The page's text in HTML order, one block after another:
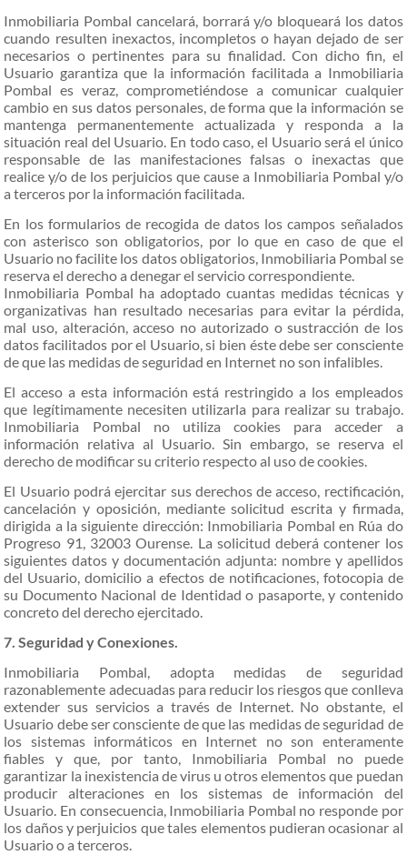
Inmobiliaria Pombal cancelará, borrará y/o bloqueará los datos
cuando resulten inexactos, incompletos o hayan dejado de ser
necesarios o pertinentes para su finalidad. Con dicho fin, el
Usuario garantiza que la información facilitada a Inmobiliaria
Pombal es veraz, comprometiéndose a comunicar cualquier
cambio en sus datos personales, de forma que la información se
mantenga permanentemente actualizada y responda a la
situación real del Usuario. En todo caso, el Usuario será el único
responsable de las manifestaciones falsas o inexactas que
realice y/o de los perjuicios que cause a Inmobiliaria Pombal y/o
a terceros por la información facilitada.
En los formularios de recogida de datos los campos señalados
con asterisco son obligatorios, por lo que en caso de que el
Usuario no facilite los datos obligatorios, Inmobiliaria Pombal se
reserva el derecho a denegar el servicio correspondiente.
Inmobiliaria Pombal ha adoptado cuantas medidas técnicas y
organizativas han resultado necesarias para evitar la pérdida,
mal uso, alteración, acceso no autorizado o sustracción de los
datos facilitados por el Usuario, si bien éste debe ser consciente
de que las medidas de seguridad en Internet no son infalibles.
El acceso a esta información está restringido a los empleados
que legítimamente necesiten utilizarla para realizar su trabajo.
Inmobiliaria Pombal no utiliza cookies para acceder a
información relativa al Usuario. Sin embargo, se reserva el
derecho de modificar su criterio respecto al uso de cookies.
El Usuario podrá ejercitar sus derechos de acceso, rectificación,
cancelación y oposición, mediante solicitud escrita y firmada,
dirigida a la siguiente dirección: Inmobiliaria Pombal en Rúa do
Progreso 91, 32003 Ourense. La solicitud deberá contener los
siguientes datos y documentación adjunta: nombre y apellidos
del Usuario, domicilio a efectos de notificaciones, fotocopia de
su Documento Nacional de Identidad o pasaporte, y contenido
concreto del derecho ejercitado.
7. Seguridad y Conexiones.
Inmobiliaria Pombal, adopta medidas de seguridad
razonablemente adecuadas para reducir los riesgos que conlleva
extender sus servicios a través de Internet. No obstante, el
Usuario debe ser consciente de que las medidas de seguridad de
los sistemas informáticos en Internet no son enteramente
fiables y que, por tanto, Inmobiliaria Pombal no puede
garantizar la inexistencia de virus u otros elementos que puedan
producir alteraciones en los sistemas de información del
Usuario. En consecuencia, Inmobiliaria Pombal no responde por
los daños y perjuicios que tales elementos pudieran ocasionar al
Usuario o a terceros.